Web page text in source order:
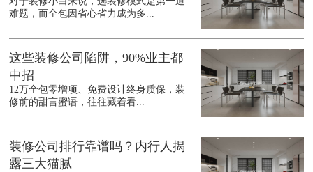
难题，而全包因省心省力成为多...
这些装修公司陷阱，90%业主都
中招
12万全包零增项、免费设计终身质保，装
修前的甜言蜜语，往往藏着看...
装修公司排行靠谱吗？内行人揭
露三大猫腻